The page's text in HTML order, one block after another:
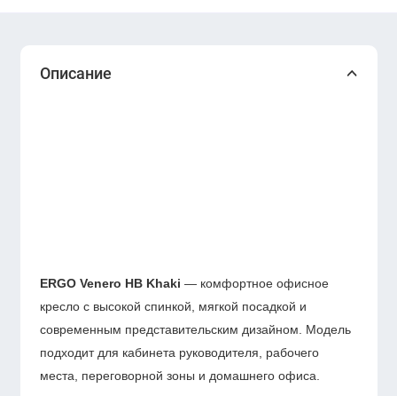
Описание
ERGO Venero HB Khaki — комфортное офисное
кресло с высокой спинкой, мягкой посадкой и
современным представительским дизайном. Модель
подходит для кабинета руководителя, рабочего
места, переговорной зоны и домашнего офиса.